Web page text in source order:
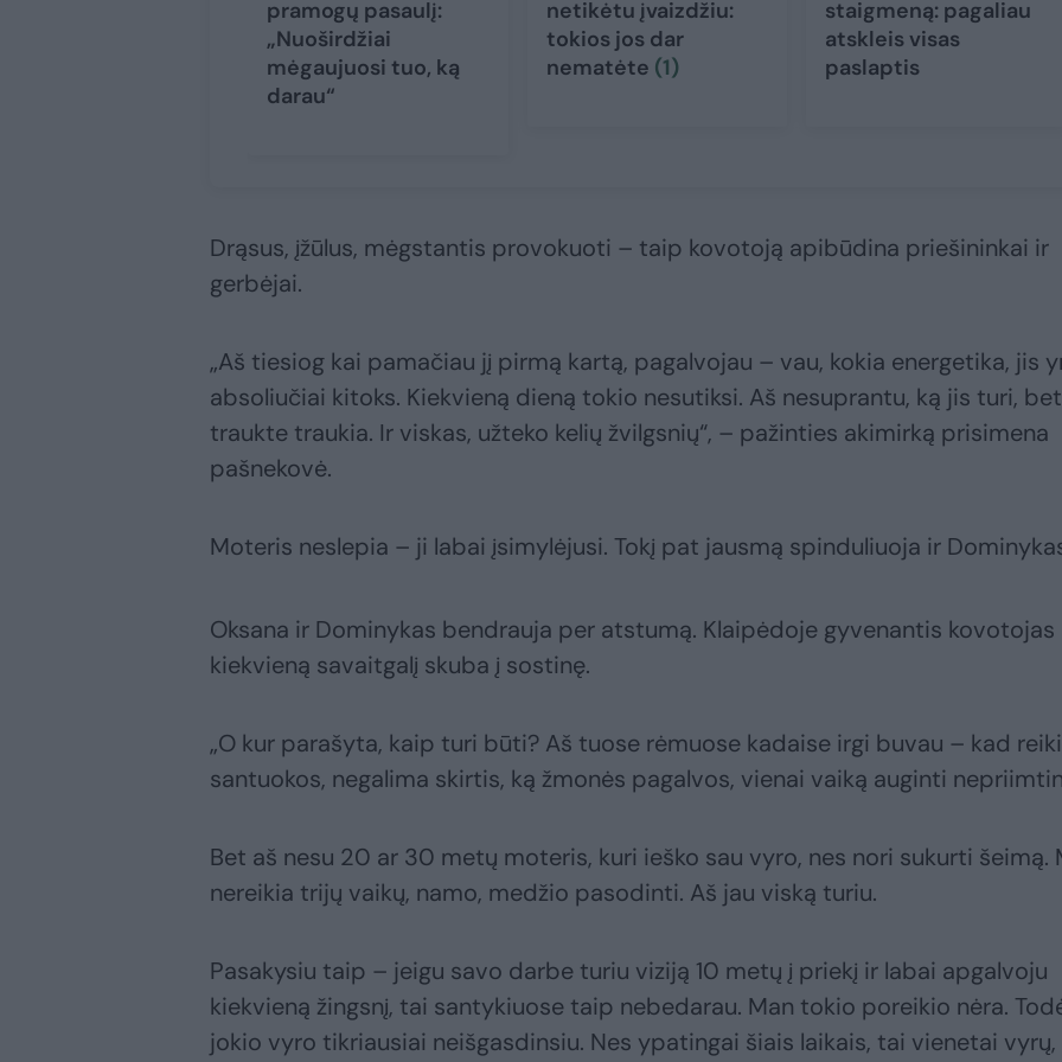
pramogų pasaulį:
„Nuoširdžiai
mėgaujuosi tuo, ką
darau“
netikėtu įvaizdžiu:
tokios jos dar
nematėte (1)
staigmeną: pagaliau
atskleis visas
paslaptis
Drąsus, įžūlus, mėgstantis provokuoti – taip kovotoją apibūdina priešininkai ir
gerbėjai.
„Aš tiesiog kai pamačiau jį pirmą kartą, pagalvojau – vau, kokia energetika, jis
absoliučiai kitoks. Kiekvieną dieną tokio nesutiksi. Aš nesuprantu, ką jis turi, bet
traukte traukia. Ir viskas, užteko kelių žvilgsnių“, – pažinties akimirką prisimena
pašnekovė.
Moteris neslepia – ji labai įsimylėjusi. Tokį pat jausmą spinduliuoja ir
Oksana ir Dominykas bendrauja per atstumą. Klaipėdoje gyvenantis kovotojas
kiekvieną savaitgalį skuba į sostinę.
„O kur parašyta, kaip turi būti? Aš tuose rėmuose kadaise irgi buvau – kad
santuokos, negalima skirtis, ką žmonės pagalvos, vienai vaiką auginti
Bet aš nesu 20 ar 30 metų moteris, kuri ieško sau vyro, nes nori sukurti šeimą.
nereikia trijų vaikų, namo, medžio pasodinti. Aš jau viską turiu.
Pasakysiu taip – jeigu savo darbe turiu viziją 10 metų į priekį ir labai apgalvoju
kiekvieną žingsnį, tai santykiuose taip nebedarau. Man tokio poreikio nėra.
jokio vyro tikriausiai neišgasdinsiu. Nes ypatingai šiais laikais, tai vienetai vyrų,